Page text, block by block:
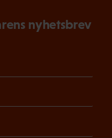
nyhetsbrev